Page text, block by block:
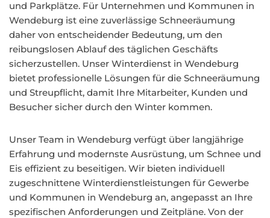
und Parkplätze. Für Unternehmen und Kommunen in
Wendeburg ist eine zuverlässige Schneeräumung
daher von entscheidender Bedeutung, um den
reibungslosen Ablauf des täglichen Geschäfts
sicherzustellen. Unser Winterdienst in Wendeburg
bietet professionelle Lösungen für die Schneeräumung
und Streupflicht, damit Ihre Mitarbeiter, Kunden und
Besucher sicher durch den Winter kommen.
Unser Team in Wendeburg verfügt über langjährige
Erfahrung und modernste Ausrüstung, um Schnee und
Eis effizient zu beseitigen. Wir bieten individuell
zugeschnittene Winterdienstleistungen für Gewerbe
und Kommunen in Wendeburg an, angepasst an Ihre
spezifischen Anforderungen und Zeitpläne. Von der